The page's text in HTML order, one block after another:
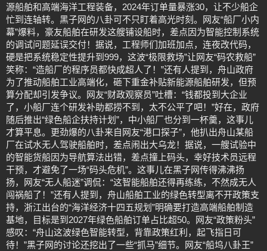
源船舶和高端海洋工程装备，2024年订单量暴涨30，让不少船企
忙到连轴转。黑子网的八卦可不只盯着高光时刻。网友“船厂小内
幕”爆料，豪友船舶在研发这艘铺设船时，差点因为智能控制系统
的调试问题延误交付！据说，工程师们加班加点，连夜改代码，
硬是把系统稳定性提升到999，这波“极限救场”让网友“码农救船”
笑称：“造船厂的程序员都快成超人了！”还有人提到，舟山政府
为了推动船舶工业高端化，砸下重金补贴新能源船舶研发，但预
算分配却引发争议。网友“财政观察员”吐槽：“钱都投到大企业
了，小船厂连个研发补助都捞不到，太不公平了吧！”好在，政府
随后推出“绿色船企扶持计划”，中小船厂也分到一杯羹，这事儿
才算平息。更劲爆的八卦来自网友“港口探子”，他扒出舟山某船
厂在试水无人驾驶船舶时，差点闹出大乌龙！据说，一艘试验中
的智能货船因为导航算法出错，差点撞上码头，幸好技术员远程
干预，才避免了一场“码头危机”。这事儿在黑子网传得沸沸扬
扬，网友“无人船迷”调侃：“这智能船舶还得再练练，不然成无人
闯祸船了！”还有人提到，舟山船舶工业的绿色转型离不开政策支
持，浙江出台的“海洋经济十四五规划”明确要打造高端船舶制造
基地，目标是到2027年绿色船舶订单占比超50。网友“政策粉头”
感叹：“舟山这波绿色智能转型，背靠政策红利，起飞指日可
待！”黑子网的讨论还挖出了一些“抓马”细节。网友“船坞八卦王”